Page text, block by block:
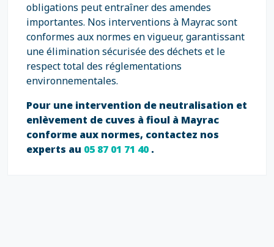
obligations peut entraîner des amendes
importantes. Nos interventions à Mayrac sont
conformes aux normes en vigueur, garantissant
une élimination sécurisée des déchets et le
respect total des réglementations
environnementales.
Pour une intervention de neutralisation et
enlèvement de cuves à fioul à Mayrac
conforme aux normes, contactez nos
experts au 05 87 01 71 40.